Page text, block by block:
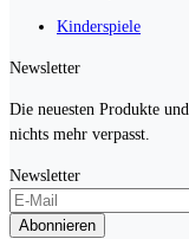
Kinderspiele
Newsletter
Die neuesten Produkte
nichts mehr verpasst.
Newsletter
Abonnieren